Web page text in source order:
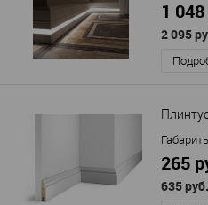
1
2 095
265
635 руб.